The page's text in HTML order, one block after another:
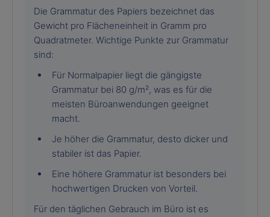
Die Grammatur des Papiers bezeichnet das
Gewicht pro Flächeneinheit in Gramm pro
Quadratmeter. Wichtige Punkte zur Grammatur
sind:
Für Normalpapier liegt die gängigste
Grammatur bei 80 g/m², was es für die
meisten Büroanwendungen geeignet
macht.
Je höher die Grammatur, desto dicker und
stabiler ist das Papier.
Eine höhere Grammatur ist besonders bei
hochwertigen Drucken von Vorteil.
Für den täglichen Gebrauch im Büro ist es